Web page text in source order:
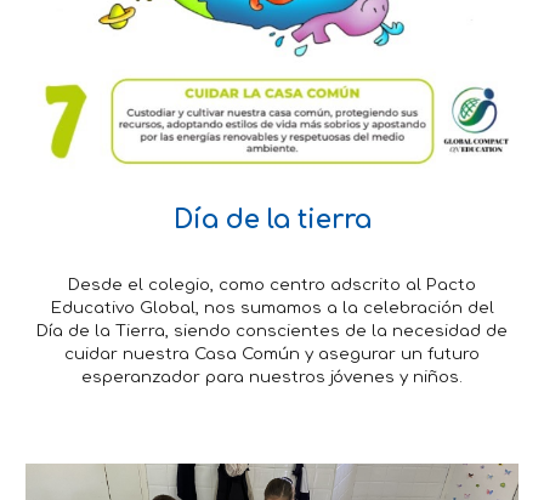
Día de la tierra
Desde el colegio, como centro adscrito al Pacto
Educativo Global, nos sumamos a la celebración del
Día de la Tierra, siendo conscientes de la necesidad de
cuidar nuestra Casa Común y asegurar un futuro
esperanzador para nuestros jóvenes y niños.